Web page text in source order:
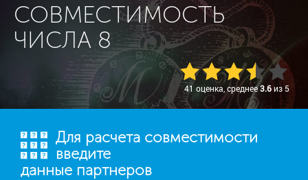
СОВМЕСТИМОСТЬ
ЧИСЛА 8
41 оценка, среднее3.6из 5
Для расчета совместимости
введите
данные партнеров